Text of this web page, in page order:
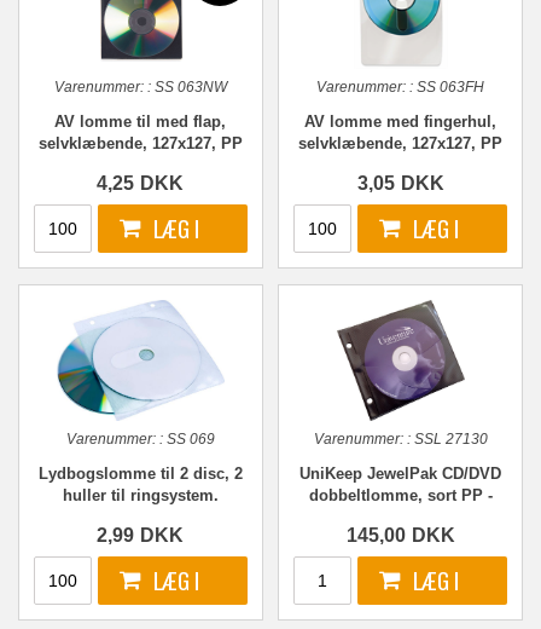
Varenummer:: SS 063NW
AV lomme til med flap,
selvklæbende, 127x127, PP
4,25 DKK
Varenummer: : SS 063FH
AV lomme med fingerhul,
selvklæbende, 127x127, PP
3,05 DKK
Varenummer:: SS 069
Lydbogslomme til 2 disc, 2
huller til ringsystem.
2,99 DKK
Varenummer:: SSL 27130
UniKeep JewelPak CD/DVD
dobbeltlomme, sort PP -
145,00 DKK